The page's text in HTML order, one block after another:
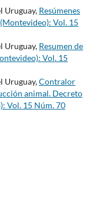
Uruguay, Resúmenes
Vol. 15
Uruguay, Resumen de
Vol. 15
Uruguay,Contralor
animal. Decreto
Vol. 15 Núm. 70